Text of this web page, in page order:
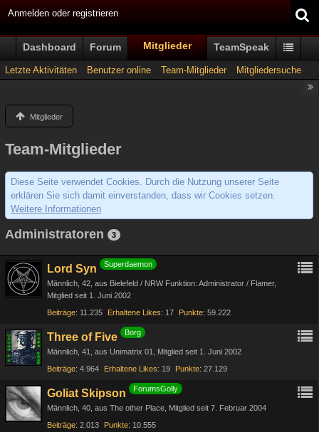
Anmelden oder registrieren
Dashboard Forum Mitglieder TeamSpeak
Letzte Aktivitäten Benutzer online Team-Mitglieder Mitgliedersuche
Mitglieder
Team-Mitglieder
Diese Seite verwendet Cookies. Durch die Nutzung unserer Seite
erklären Sie sich damit einverstanden, dass wir Cookies setzen.
Weitere Informationen
Administratoren 3
Lord Syn Superdaemon
Männlich 42 aus Bielefeld / NRW Funktion: Administrator / Flamer
Mitglied seit 1. Juni 2002
Beiträge 11.235 Erhaltene Likes 17 Punkte 59.222
Three of Five Borg
Männlich 41 aus Unimatrix 01
Mitglied seit 1. Juni 2002
Beiträge 4.964 Erhaltene Likes 19 Punkte 27.129
Goliat Skipson ForumsGolly
Männlich 40 aus The other Place Mitglied seit 7. Februar 2004
Beiträge 2.013 Punkte 10.555